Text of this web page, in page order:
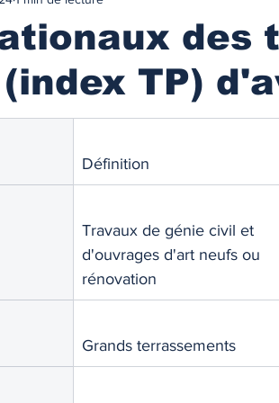
ancien Immobilier neuf Marchés
Les taux des prêts immobiliers
des
TP)
Définition
Travaux de génie civil et
d'ouvrages d'art neufs ou
rénovation
Grands terrassements